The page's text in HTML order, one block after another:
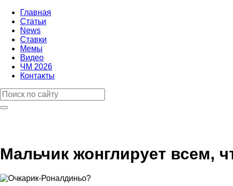
Главная
Статьи
News
Ставки
Мемы
Видео
ЧМ 2026
Контакты
Мальчик жонглирует всем,